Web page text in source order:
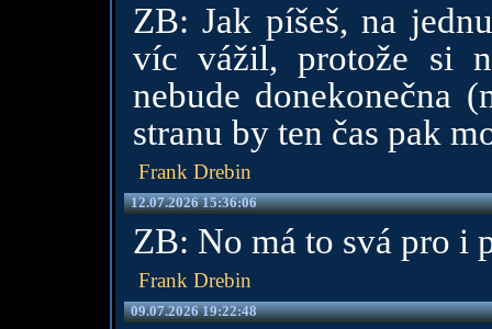
ZB: Jak píšeš, na
víc vážil, protože si
nebude donekonečna
stranu by ten čas pak
Frank Drebin
12.07.2026 15:36:06
ZB: No má to svá pro i
Frank Drebin
09.07.2026 19:22:48